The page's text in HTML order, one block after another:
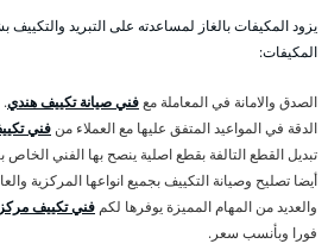
يزود المكيفات بالغاز لمساعدته على التبريد
المكيفات:
الصدق والامانة في المعاملة معفني صيانة تكييف هندي.
الدقة في المواعيد المتفق عليها مع العملاء من فني
تبديل القطع التالفة بقطع اصلية ينصح بها الفني الخاص
أيضا تصليح وصيانة التكييف بجميع انواعها المركزية
والعديد من المهام المميزة يوفرها لكم فني تكييف
فورا وبأنسب سعر.